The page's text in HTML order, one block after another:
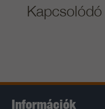
Információk